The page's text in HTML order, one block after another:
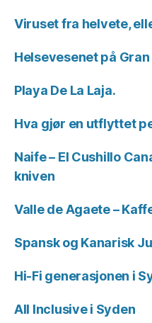
Viruset fra helvete,
Helsevesenet på
Playa De La Laja.
Hva gjør en utflyttet
Naife – El Cushillo
kniven
Valle de Agaete –
Spansk og Kanarisk
Hi-Fi generasjonen i
All Inclusive i Syden